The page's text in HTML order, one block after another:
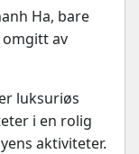
Ha, bare
omgitt av
luksuriøs
i en rolig
aktiviteter.